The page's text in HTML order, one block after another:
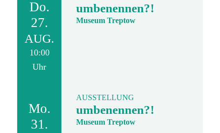
Do.
27.
AUG.
10:00
Uhr
umbenennen?!
Museum Treptow
Mo.
31.
AUSSTELLUNG
umbenennen?!
Museum Treptow